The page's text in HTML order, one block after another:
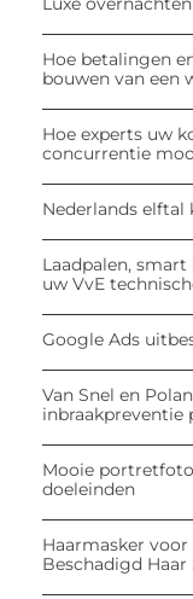
Hoe betalingen
bouwen van een
Hoe experts uw
concurrentie
Nederlands elftal
Laadpalen,
uw VvE
Google Ads
Van Snel en
inbraakpreventie
Mooie
doeleinden
Haarmasker
Beschadigd